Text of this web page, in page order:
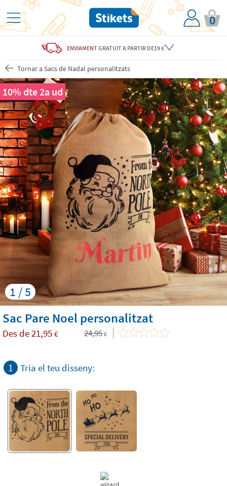
0
ENVIAMENTGRATUITA PARTIR DE19 €
Tornar a Sacs de Nadal personalitzats
1 / 5
10% dte 2a ud
Sac Pare Noel personalitzat
Des de21,95 € 24,95 €
1 Tria el teu disseny: